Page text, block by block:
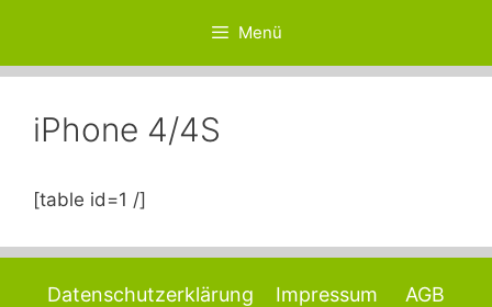
springen
Menü
iPhone 4/4S
[table id=1 /]
Datenschutzerklärung Impressum
AGB